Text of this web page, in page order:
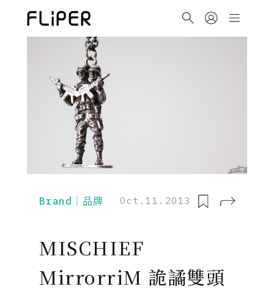
Brand｜品牌 Oct.11.2013
MISCHIEF
MirrorriM 詭譎雙頭